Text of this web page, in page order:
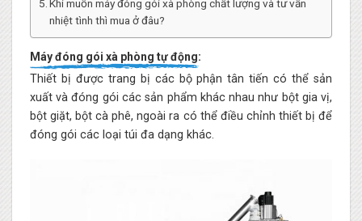
Khi muốn máy đóng gói xà phòng chất lượng và tư vấn
nhiệt tình thì mua ở đâu?
Máy đóng gói xà phòng tự động:
Thiết bị được trang bị các bộ phận tân tiến có thể sản
xuất và đóng gói các sản phẩm khác nhau như bột gia vị,
bột giặt, bột cà phê, ngoài ra có thể điều chỉnh thiết bị để
đóng gói các loại túi đa dạng khác.